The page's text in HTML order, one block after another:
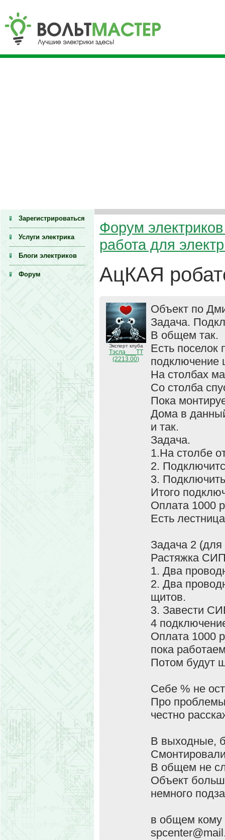
Зарегистрироваться
Услуги электрика
Блоги электриков
Форум
Форум электриков
работа для
АцКАЯ
Эксперт клуба
Тэсла___ТТ
(2213.00)
Объект по
Задача.
В общем так.
Есть
подключение
На столбах
Со столба
Пока
Дома в
и так.
Задача.
1.На столбе
2.
3.
Итого
Оплата 1000
Есть
Задача 2 (для
Растяжка
1. Два
2. Два
щитов.
3. Завести
4
Оплата 1000
пока
Потом будут
Себе % не
Про проблемы
честно
В выходные,
В общем не
Объект
немного
в общем кому